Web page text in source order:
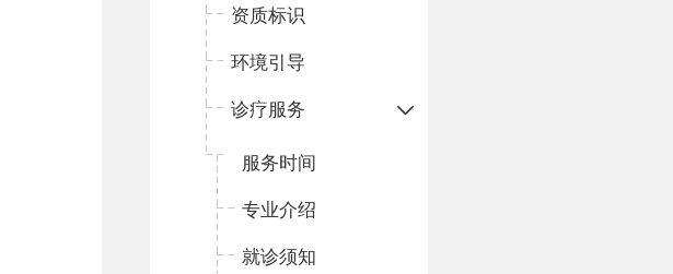
资质标识
环境引导
诊疗服务
服务时间
专业介绍
就诊须知